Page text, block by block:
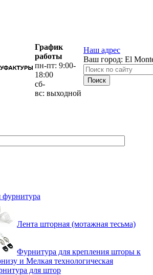
График
работы
пн-пт: 9:00-
18:00
сб-
вс: выходной
Наш адрес
Ваш город: El
Лента шторная (мотажная тесьма)
Фурнитура для крепления шторы к
и Мелкая технологическая
для штор